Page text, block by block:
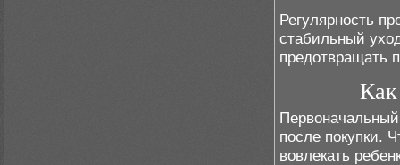
Регулярность
стабильный
предотвращать
Как
после покупки.
вовлекать